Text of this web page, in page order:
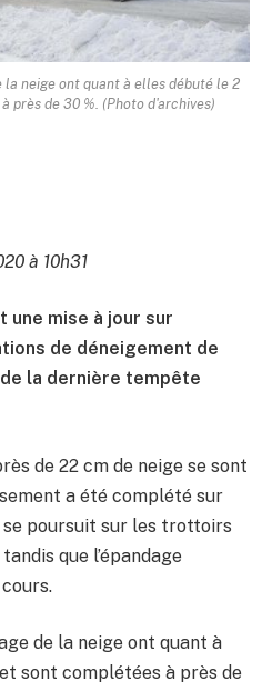
neige ont quant à elles débuté le 2
près de 30 %. (Photo d'archives)
à 10h31
une mise à jour sur
de déneigement de
la dernière tempête
de 22 cm de neige se sont
a été complété sur
se poursuit sur les trottoirs
que l’épandage
de la neige ont quant à
sont complétées à près de